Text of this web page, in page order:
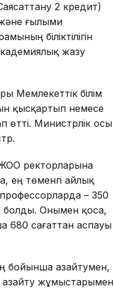
2 кредит)
және ғылыми
біліктілігін
жазу
Мемлекеттік білім
қысқартып немесе
өтті. Министрлік осы
ректорларына
ең төменгі айлық
– 350
болды. Онымен қоса,
680 сағаттан аспауы
бойынша азайтумен,
азайту жұмыстарымен